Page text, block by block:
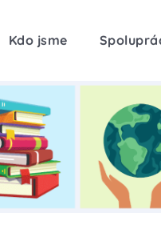
Kdo jsme